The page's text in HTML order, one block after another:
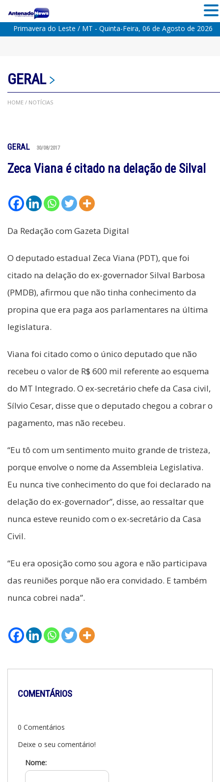
Primavera do Leste / MT - Quinta-Feira, 06 de Agosto de 2026
GERAL
HOME / NOTÍCIAS
GERAL 30/08/2017
Zeca Viana é citado na delação de Silval
Da Redação com Gazeta Digital
O deputado estadual Zeca Viana (PDT), que foi
citado na delação do ex-governador Silval Barbosa
(PMDB), afirmou que não tinha conhecimento da
propina que era paga aos parlamentares na última
legislatura.
Viana foi citado como o único deputado que não
recebeu o valor de R$ 600 mil referente ao esquema
do MT Integrado. O ex-secretário chefe da Casa civil,
Sílvio Cesar, disse que o deputado chegou a cobrar o
pagamento, mas não recebeu.
“Eu tô com um sentimento muito grande de tristeza,
porque envolve o nome da Assembleia Legislativa.
Eu nunca tive conhecimento do que foi declarado na
delação do ex-governador”, disse, ao ressaltar que
nunca esteve reunido com o ex-secretário da Casa
Civil.
“Eu era oposição como sou agora e não participava
das reuniões porque não era convidado. E também
nunca cobrei nada”.
COMENTÁRIOS
0 Comentários
Deixe o seu comentário!
Nome: